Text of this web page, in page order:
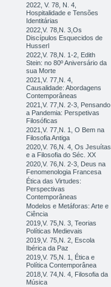
2022, V. 78, N. 4,
Hospitalidade e Tensões
Identitárias
2022,V. 78,N. 3,Os
Discípulos Esquecidos de
Husserl
2022,V. 78,N. 1-2, Edith
Stein: no 80º Aniversário da
sua Morte
2021,V. 77,N. 4,
Causalidade: Abordagens
Contemporâneas
2021,V. 77,N. 2-3, Pensando
a Pandemia: Perspetivas
Filosóficas
2021,V. 77,N. 1, O Bem na
Filosofia Antiga
2020,V. 76,N. 4, Os Jesuítas
e a Filosofia do Séc. XX
2020,V. 76,N. 2-3, Deus na
Fenomenologia Francesa
Ética das Virtudes:
Perspectivas
Contemporâneas
Modelos e Metáforas: Arte e
Ciência
2019,V. 75,N. 3, Teorias
Políticas Medievais
2019,V. 75,N. 2, Escola
Ibérica da Paz
2019,V. 75,N. 1, Ética e
Política Contemporânea
2018,V. 74,N. 4, Filosofia da
Música